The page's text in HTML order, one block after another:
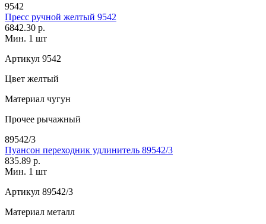
9542
Пресс ручной желтый 9542
6842.30 р.
Мин. 1 шт
Артикул 9542
Цвет желтый
Материал чугун
Прочее рычажный
89542/3
Пуансон переходник удлинитель 89542/3
835.89 р.
Мин. 1 шт
Артикул 89542/3
Материал металл